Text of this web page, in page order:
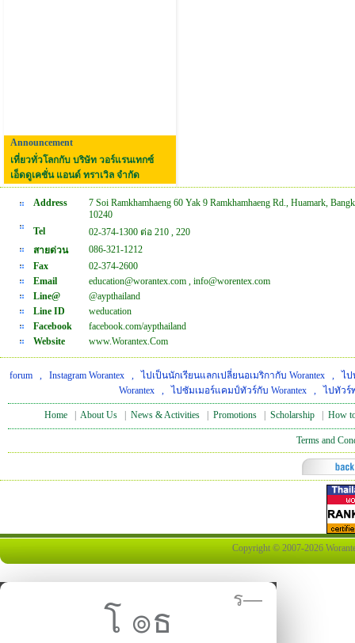
Announcement
เที่ยวทั่วโลกกับ บริษัท วอร์แรนเทกซ์
เอ็ดดูเคชั่น แอนด์ ทราเวิล จำกัด
Address
7 Soi Ramkhamhaeng 60 Yak 9 Ramkhamhaeng Rd., Huamark,
10240
Tel
02-374-1300 ต่อ 210 , 220
สายด่วน
086-321-1212
Fax
02-374-2600
Email
education@worantex.com , info@worentex.com
Line@
@aypthailand
Line ID
weducation
Facebook
facebook.com/aypthailand
Website
www.Worantex.Com
forum , Instagram Worantex , ไปเป็นนักเรียนแลกเปลี่ยนอเมริกากับ Worantex , ไป
Worantex, ไปซัมเมอร์แคมป์ทัวร์กับ Worantex, ไปทัวร์
Home About Us News & Activities Promotions Scholarship How
Terms and
Copyright © 2007-2026
โ ๏ธ
ร—